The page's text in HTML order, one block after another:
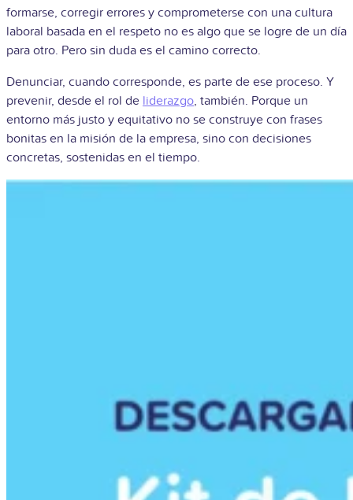
formarse, corregir errores y comprometerse con una cultura
laboral basada en el respeto no es algo que se logre de un día
para otro. Pero sin duda es el camino correcto.
Denunciar, cuando corresponde, es parte de ese proceso. Y
prevenir, desde el rol de liderazgo, también. Porque un
entorno más justo y equitativo no se construye con frases
bonitas en la misión de la empresa, sino con decisiones
concretas, sostenidas en el tiempo.